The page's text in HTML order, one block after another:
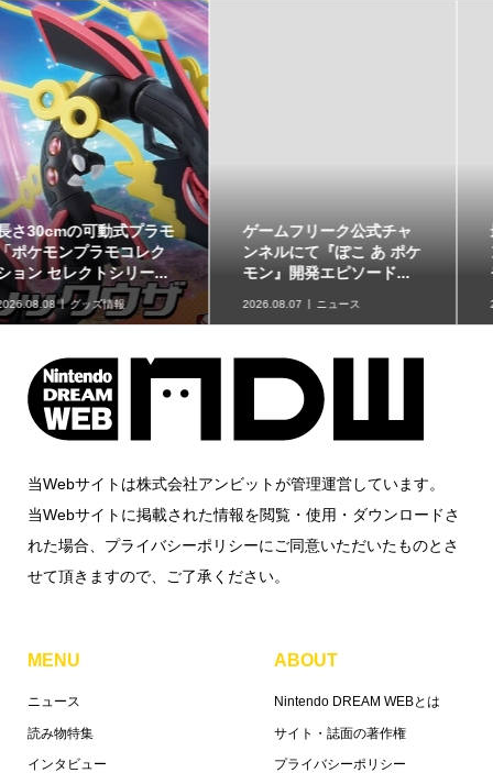
ゲームフリーク公式チャ
ンネルにて『ぽこ あ ポケ
モン』開発エピソード...
2026.08.07 ニュース
最初のパートナーポケモ
ンなど30種！「ポケット
モンスター30周年 ミニ...
2026.08.07 グッズ情報
当Webサイトは株式会社アンビットが管理運営しています。
当Webサイトに掲載された情報を閲覧・使用・ダウンロードさ
れた場合、プライバシーポリシーにご同意いただいたものとさ
せて頂きますので、ご了承ください。
MENU
ニュース
読み物特集
インタビュー
ABOUT
Nintendo DREAM WEBとは
サイト・誌面の著作権
プライバシーポリシー